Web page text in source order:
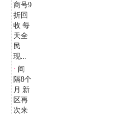
商号9
折回
收 每
天全
民
现...
· 间
隔8个
月 新
区再
次来